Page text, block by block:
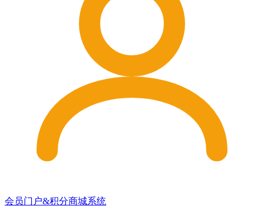
会员门户&积分商城系统